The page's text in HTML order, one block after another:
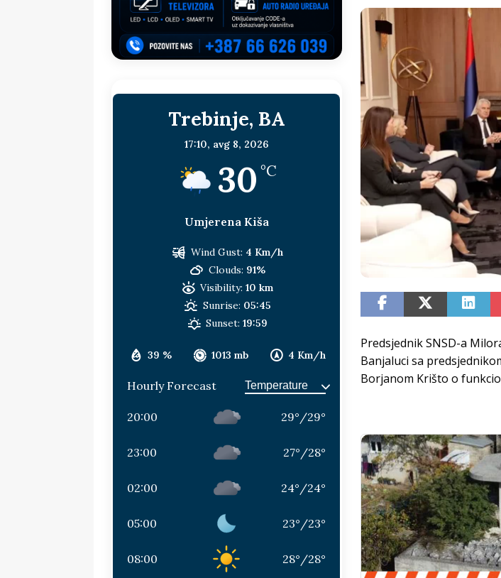
sljedeća meta!? BOSNA I HERCEGOVINA
[ 14. jul 2026. ] Budimiru je jako žao! REPUBLIKA SRPSKA
Dodik i Vučić nisu u sukobu, pogotovo nisu zbog Eleka LIČNI
[ 11. jul 2026. ] Ako se povučemo i sve im prepustimo, ostaće nam samo
HERCEGOVINA
[ 9. jul 2026. ] RTRS-u blokirani svi računi REPUBLIKA SRPSKA
[ 30. jul 2026. ] Uhapšen bivši gradonačelnik Splita, Željko Kerum SVIJET
Predsjednik SNSD-a
Banjaluci sa
Borjanom Krišto o
Trebinje, BA
17:10, avg 8, 2026
30 °C
Umjerena Kiša
39 % 1013 mb 4 Km/h
Wind Gust: 4 Km/h
Clouds: 91%
Visibility: 10 km
Sunrise: 05:45
Sunset: 19:59
Hourly Forecast
20:00 29° /29°
23:00 27° /28°
02:00 24° /24°
05:00 23° /23°
08:00 28° /28°